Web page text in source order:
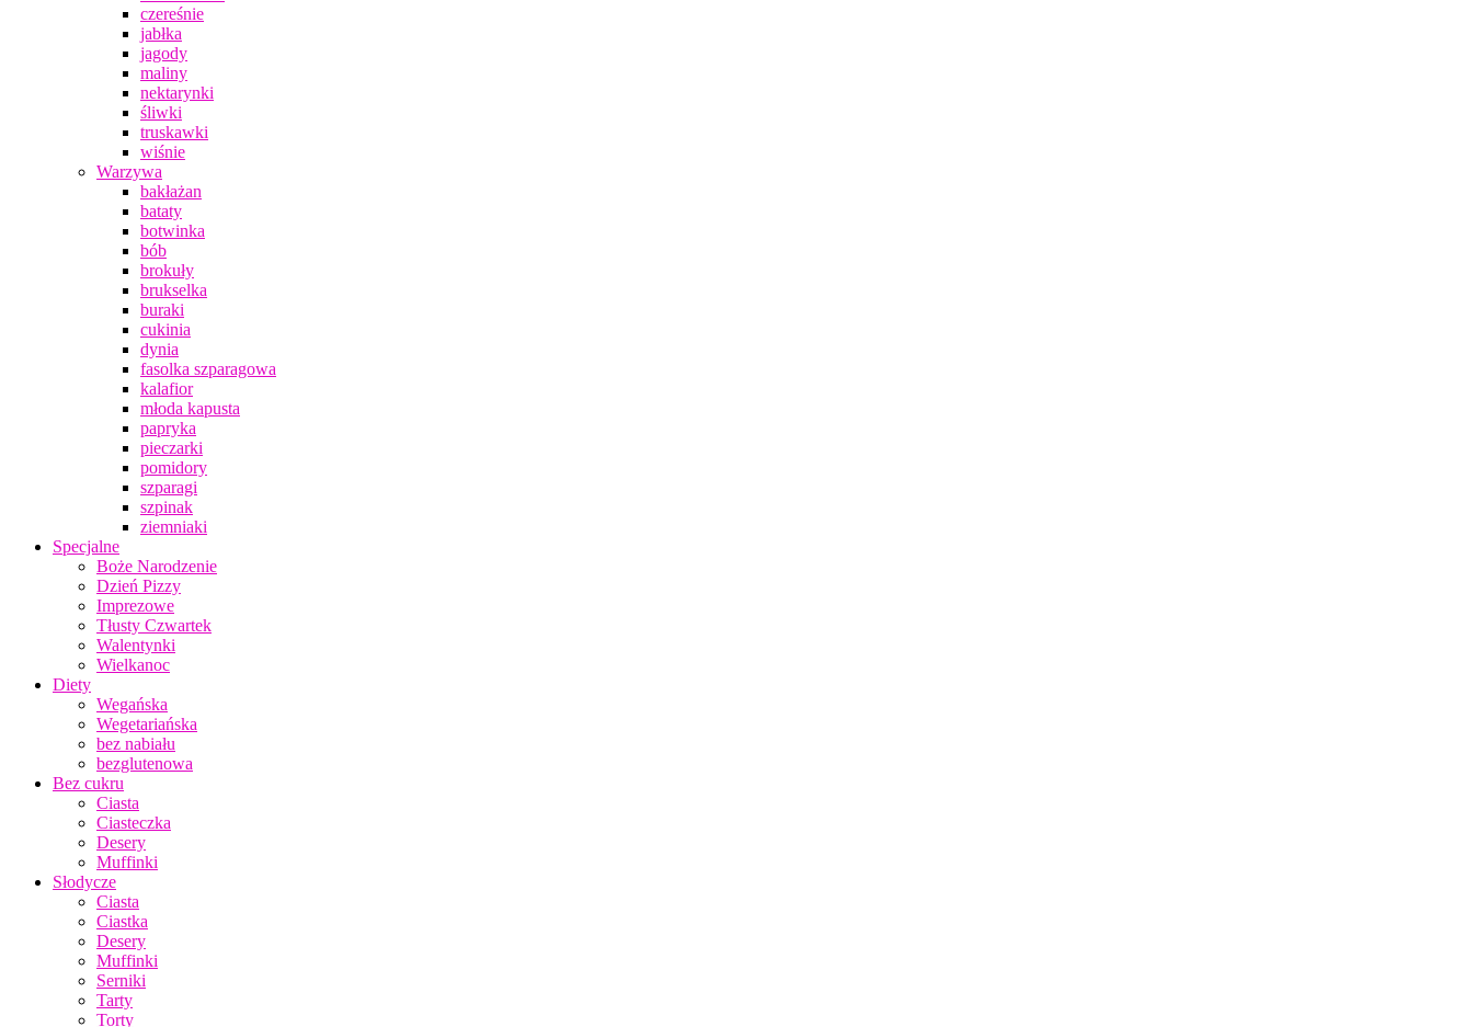
czereśnie
jabłka
jagody
maliny
nektarynki
śliwki
truskawki
wiśnie
Warzywa
bakłażan
bataty
botwinka
bób
brokuły
brukselka
buraki
cukinia
dynia
fasolka szparagowa
kalafior
młoda kapusta
papryka
pieczarki
pomidory
szparagi
szpinak
ziemniaki
Specjalne
Boże Narodzenie
Dzień Pizzy
Imprezowe
Tłusty Czwartek
Walentynki
Wielkanoc
Diety
Wegańska
Wegetariańska
bez nabiału
bezglutenowa
Bez cukru
Ciasta
Ciasteczka
Desery
Muffinki
Słodycze
Ciasta
Ciastka
Desery
Muffinki
Serniki
Tarty
Torty